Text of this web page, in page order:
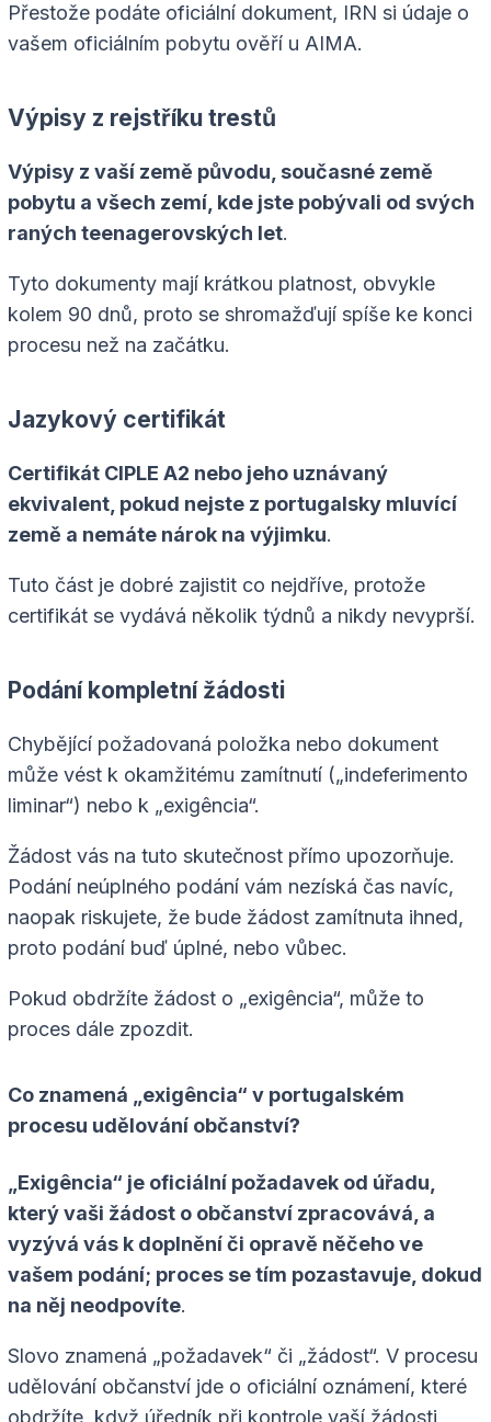
Přestože podáte oficiální dokument, IRN si údaje o
vašem oficiálním pobytu ověří u AIMA.
Výpisy z rejstříku trestů
Výpisy z vaší země původu, současné země
pobytu a všech zemí, kde jste pobývali od svých
raných teenagerovských let.
Tyto dokumenty mají krátkou platnost, obvykle
kolem 90 dnů, proto se shromažďují spíše ke konci
procesu než na začátku.
Jazykový certifikát
Certifikát CIPLE A2 nebo jeho uznávaný
ekvivalent, pokud nejste z portugalsky mluvící
země a nemáte nárok na výjimku.
Tuto část je dobré zajistit co nejdříve, protože
certifikát se vydává několik týdnů a nikdy nevyprší.
Podání kompletní žádosti
Chybějící požadovaná položka nebo dokument
může vést k okamžitému zamítnutí („indeferimento
liminar“) nebo k „exigência“.
Žádost vás na tuto skutečnost přímo upozorňuje.
Podání neúplného podání vám nezíská čas navíc,
naopak riskujete, že bude žádost zamítnuta ihned,
proto podání buď úplné, nebo vůbec.
Pokud obdržíte žádost o „exigência“, může to
proces dále zpozdit.
Co znamená „exigência“ v portugalském
procesu udělování občanství?
„Exigência“ je oficiální požadavek od úřadu,
který vaši žádost o občanství zpracovává, a
vyzývá vás k doplnění či opravě něčeho ve
vašem podání; proces se tím pozastavuje, dokud
na něj neodpovíte.
Slovo znamená „požadavek“ či „žádost“. V procesu
udělování občanství jde o oficiální oznámení, které
obdržíte, když úředník při kontrole vaší žádosti